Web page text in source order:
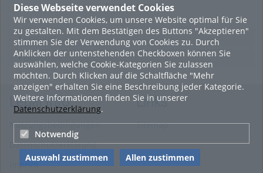
Diese Webseite verwendet Cookies
Wir verwenden Cookies, um unsere Website optimal für Sie
zu gestalten. Mit dem Bestätigen des Buttons "Akzeptieren"
stimmen Sie der Verwendung von Cookies zu. Durch
Anklicken der untenstehenden Checkboxen können Sie
auswählen, welche Cookie-Kategorien Sie zulassen
möchten. Durch Klicken auf die Schaltfläche "Mehr
anzeigen" erhalten Sie eine Beschreibung jeder Kategorie.
Weitere Informationen finden Sie in unserer
Datenschutzerklärung.
Notwendig
Auswahl zustimmen Allen zustimmen
LADE MEHR
Featured
Beliebtheit
Legal Info
Nutzungsbedingungen
Datenschutzerklärung
Imprint
Links
Sitemap